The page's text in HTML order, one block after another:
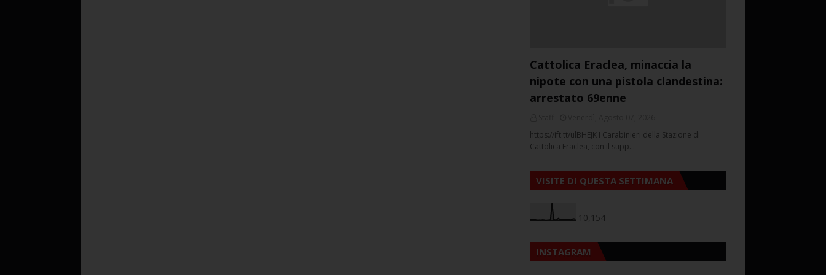
Cattolica Eraclea, minaccia la
nipote con una pistola clandestina:
arrestato 69enne
https://ift.tt/ulBHEJK I Carabinieri della Stazione di
Cattolica Eraclea, con il supp…
VISITE DI QUESTA SETTIMANA
10,154
INSTAGRAM